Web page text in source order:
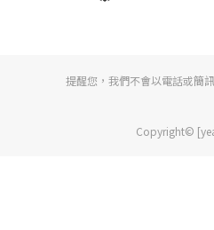
提醒您，我們不會以電話或簡
Copyright©